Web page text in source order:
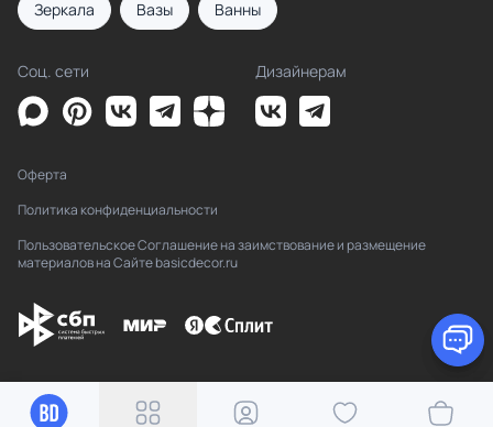
Зеркала Вазы Ванны
Соц. сети Дизайнерам
Оферта
Политика конфиденциальности
Пользовательское Соглашение на заимствование и размещение
материалов на Сайте basicdecor.ru